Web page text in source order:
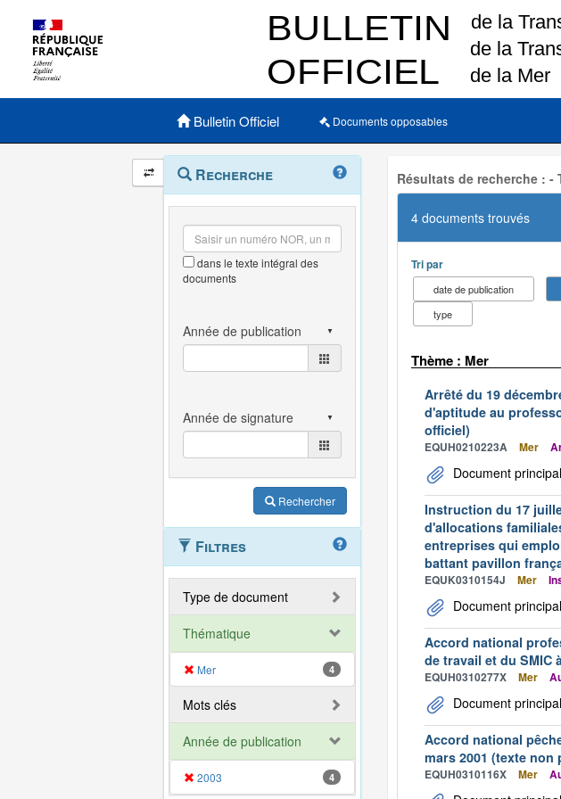
Menu principal
Bulletin Officiel Documents opposables
Navigation
et
outils
annexes
Menu
contextuel
Recherche
dans le texte intégral des
documents
Rechercher
Filtres
Type de document
Thématique
Mer 4
Mots clés
Année de publication
2003 4
Résultats de recherche : -
4 documents trouvés
Tri par
date de publication
type
Thème : Mer
Arrêté du 19
d'aptitude au
officiel)
EQUH0210223A Mer
Document principal
Instruction du 17
d'allocations
entreprises qui
battant pavillon
EQUK0310154J Mer
Document principal
Accord national
de travail et du SMIC
EQUH0310277X Mer
Document principal
Accord national
mars 2001 (texte
EQUH0310116X Mer